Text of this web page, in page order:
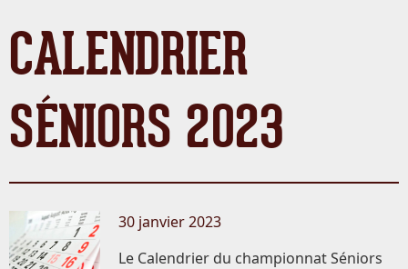
CALENDRIER
SÉNIORS 2023
30 janvier 2023
Le Calendrier du championnat Séniors